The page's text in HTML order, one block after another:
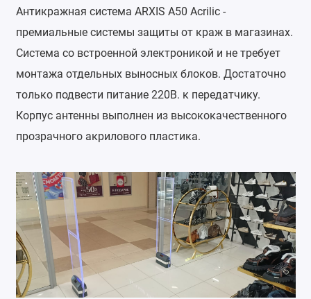
Антикражная система ARXIS A50 Acrilic -
премиальные системы защиты от краж в магазинах.
Система со встроенной электроникой и не требует
монтажа отдельных выносных блоков. Достаточно
только подвести питание 220В. к передатчику.
Корпус антенны выполнен из высококачественного
прозрачного акрилового пластика.